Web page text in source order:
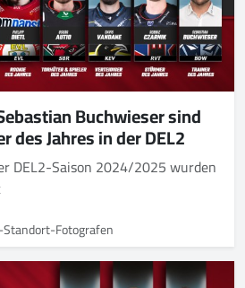
Buchwieser sind
des Jahres in der DEL2
DEL2-Saison 2024/2025 wurden
Standort-Fotografen